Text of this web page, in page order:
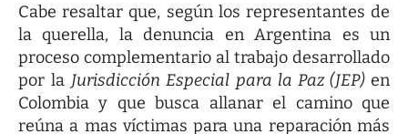
Cabe resaltar que, según los representantes de
la querella, la denuncia en Argentina es un
proceso complementario al trabajo desarrollado
por la Jurisdicción Especial para la Paz (JEP)en
Colombia y que busca allanar el camino que
reúna a mas víctimas para una reparación más